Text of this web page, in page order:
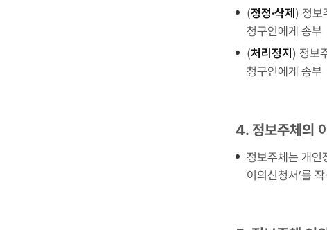
(정정·삭제 ) 정보
청구인에게 송부
(처리정지 ) 정보
청구인에게 송부
4. 정보주체의
정보주체는 개인
이의신청서’를